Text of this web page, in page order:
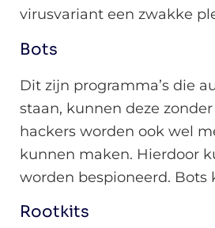
virusvariant een zwakke
Bots
Dit zijn programma’s die
staan, kunnen deze
hackers worden ook wel
kunnen maken. Hierdoor
worden bespioneerd.
Rootkits